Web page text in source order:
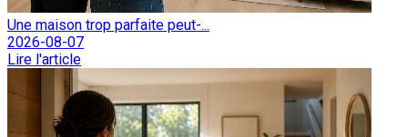
Une maison trop parfaite peut-...
2026-08-07
Lire l'article